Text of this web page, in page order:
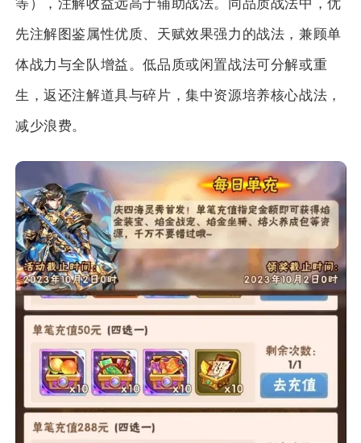
等），注解收益远高于辅助战法。同品质战法中，优
先注解图鉴属性优质、天赋效果强力的战法，兼顾单
体战力与全队增益。低品质或闲置战法可分解或重
生，返还注解道具与碎片，集中资源培养核心战法，
减少浪费。